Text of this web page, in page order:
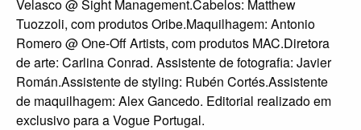
Velasco @ Sight Management.Cabelos: Matthew
Tuozzoli, com produtos Oribe.Maquilhagem: Antonio
Romero @ One-Off Artists, com produtos MAC.Diretora
de arte: Carlina Conrad. Assistente de fotografia: Javier
Román.Assistente de styling: Rubén Cortés.Assistente
de maquilhagem: Alex Gancedo. Editorial realizado em
exclusivo para a Vogue Portugal.